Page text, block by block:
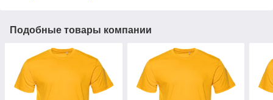
Подобные товары компании